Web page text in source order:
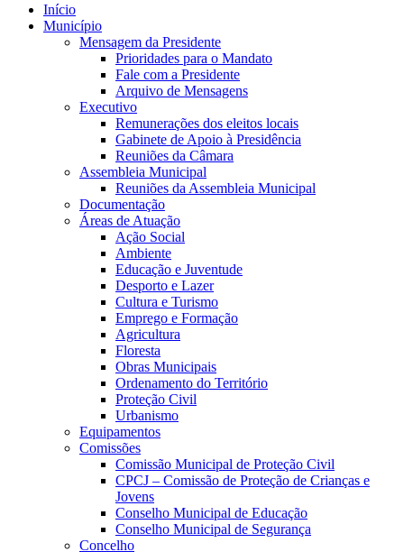
Início
Município
Mensagem da Presidente
Prioridades para o Mandato
Fale com a Presidente
Arquivo de Mensagens
Executivo
Remunerações dos eleitos locais
Gabinete de Apoio à Presidência
Reuniões da Câmara
Assembleia Municipal
Reuniões da Assembleia Municipal
Documentação
Áreas de Atuação
Ação Social
Ambiente
Educação e Juventude
Desporto e Lazer
Cultura e Turismo
Emprego e Formação
Agricultura
Floresta
Obras Municipais
Ordenamento do Território
Proteção Civil
Urbanismo
Equipamentos
Comissões
Comissão Municipal de Proteção Civil
CPCJ – Comissão de Proteção de Crianças e
Jovens
Conselho Municipal de Educação
Conselho Municipal de Segurança
Concelho